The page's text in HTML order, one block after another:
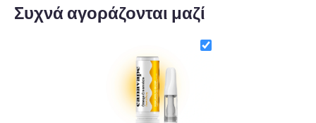
Συχνά αγοράζονται μαζί